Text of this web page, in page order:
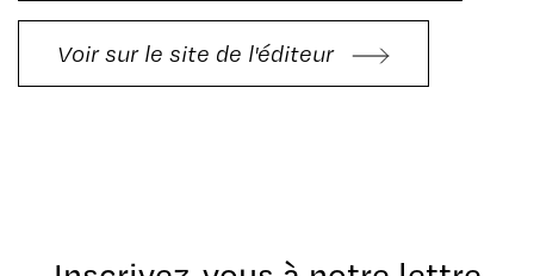
Voir sur le site de l'éditeur